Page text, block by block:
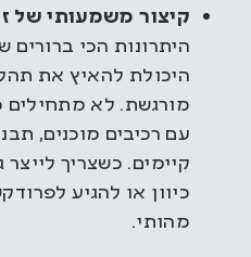
קיצור משמעותי של
היכולת להאיץ את
מורגשת. לא
עם רכיבים מוכנים,
קיימים. כשצריך
כיוון או להגיע
מהותי.